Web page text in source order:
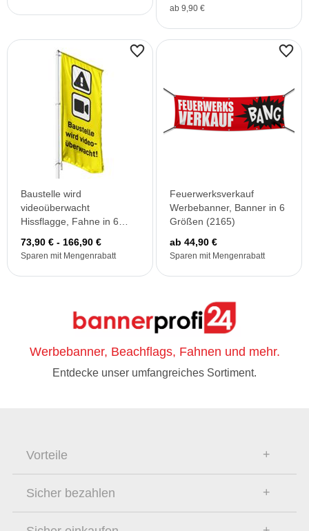
ab 9,90 €
Baustelle wird
videoüberwacht
Hissflagge, Fahne in 6
73,90 € - 166,90 €
Sparen mit Mengenrabatt
Feuerwerksverkauf
Werbebanner, Banner in 6
Größen (2165)
ab 44,90 €
Sparen mit Mengenrabatt
Werbebanner, Beachflags, Fahnen und mehr.
Entdecke unser umfangreiches Sortiment.
Vorteile
Sicher bezahlen